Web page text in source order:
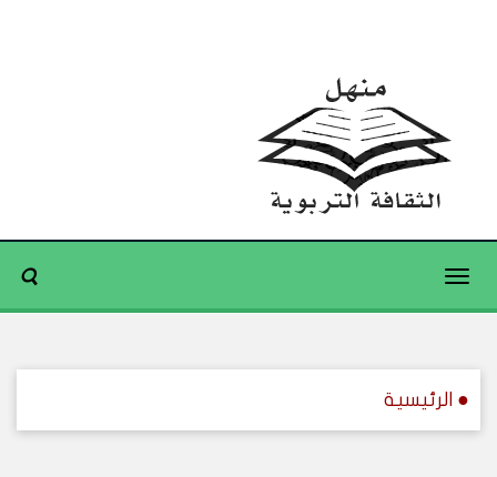
Toggle
● الرئيسية